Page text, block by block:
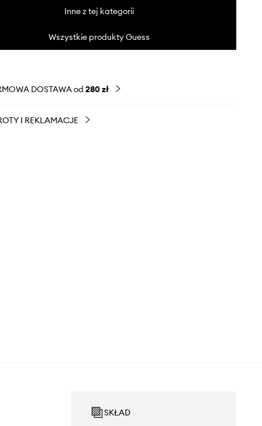
Inne z tej kategorii
Wszystkie produkty Guess
DOSTAWA od 280 zł
I REKLAMACJE
SKŁAD